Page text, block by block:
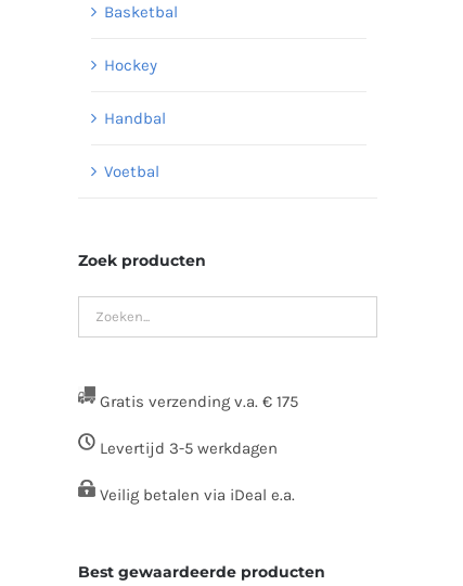
Basketbal
Hockey
Handbal
Voetbal
Zoek producten
Gratis verzending v.a. € 175
Levertijd 3-5 werkdagen
Veilig betalen via iDeal e.a.
Best gewaardeerde producten